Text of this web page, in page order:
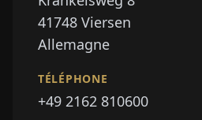
41748 Viersen
Allemagne
TÉLÉPHONE
+49 2162 810600